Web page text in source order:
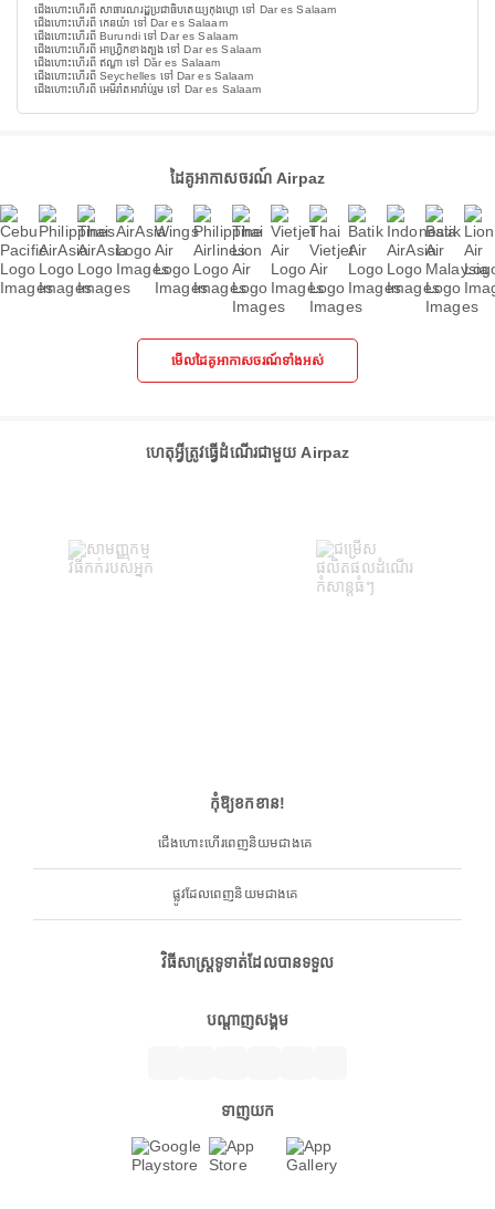
ជើងហោះហើរពី សាធារណរដ្ឋប្រជាធិបតេយ្យកុងហ្គោ ទៅ Dar es Salaam
ជើងហោះហើរពី កេនយ៉ា ទៅ Dar es Salaam
ជើងហោះហើរពី Burundi ទៅ Dar es Salaam
ជើងហោះហើរពី អាហ្វ្រិកខាងត្បូង ទៅ Dar es Salaam
ជើងហោះហើរពី ឥណ្ឌា ទៅ Dar es Salaam
ជើងហោះហើរពី Seychelles ទៅ Dar es Salaam
ជើងហោះហើរពី អេមីរ៉ាតអារ៉ាប់រួម ទៅ Dar es Salaam
ដៃគូអាកាសចរណ៍ Airpaz
មើលដៃគូអាកាសចរណ៍ទាំងអស់
ហេតុអ្វីត្រូវធ្វើដំណើរជាមួយ Airpaz
កុំឱ្យខកខាន!
ជើងហោះហើរពេញនិយមជាងគេ
ផ្លូវដែលពេញនិយមជាងគេ
វិធីសាស្ត្រទូទាត់ដែលបានទទួល
បណ្តាញសង្គម
ទាញយក